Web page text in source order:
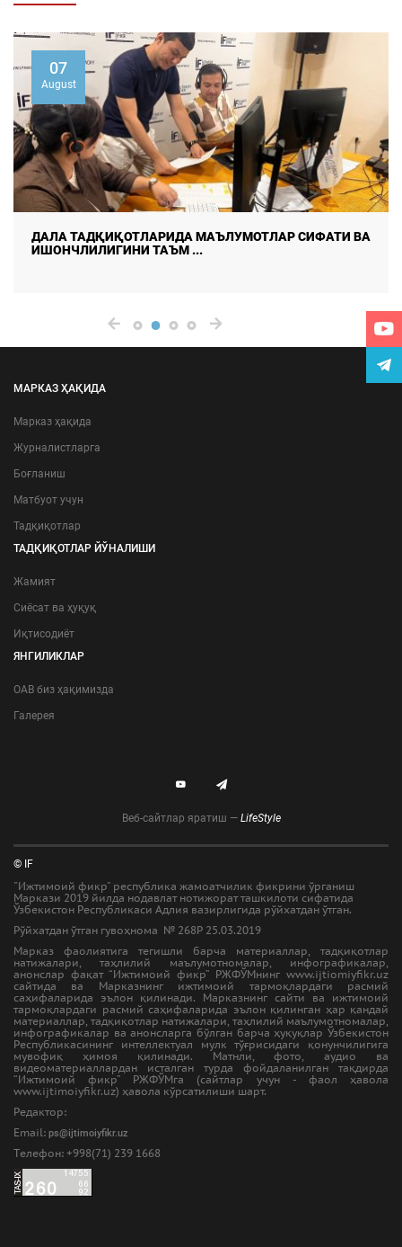
07
August
ДАЛА ТАДҚИҚОТЛАРИДА МАЪЛУМОТЛАР СИФАТИ ВА
ИШОНЧЛИЛИГИНИ ТАЪМ ...
МАРКАЗ ҲАҚИДА
Марказ ҳақида
Журналистларга
Боғланиш
Матбуот учун
Тадқиқотлар
ТАДҚИҚОТЛАР ЙЎНАЛИШИ
Жамият
Сиёсат ва ҳуқуқ
Иқтисодиёт
ЯНГИЛИКЛАР
ОАВ биз ҳақимизда
Галерея
Веб-сайтлар яратиш — LifeStyle
© IF
"Ижтимоий фикр" республика жамоатчилик фикрини ўрганиш
Маркази 2019 йилда нодавлат нотижорат ташкилоти сифатида
Ўзбекистон Республикаси Адлия вазирлигида рўйхатдан ўтган.
Рўйхатдан ўтган гувоҳнома № 268Р 25.03.2019
Марказ фаолиятига тегишли барча материаллар, тадқиқотлар
натижалари, таҳлилий маълумотномалар, инфографикалар,
анонслар фақат “Ижтимоий фикр” РЖФЎМнинг www.ijtiomiyfikr.uz
сайтида ва Марказнинг ижтимоий тармоқлардаги расмий
саҳифаларида эълон қилинади. Марказнинг сайти ва ижтимоий
тармоқлардаги расмий саҳифаларида эълон қилинган ҳар қандай
материаллар, тадқиқотлар натижалари, таҳлилий маълумотномалар,
инфографикалар ва анонсларга бўлган барча ҳуқуқлар Ўзбекистон
Республикасининг интеллектуал мулк тўғрисидаги қонунчилигига
мувофиқ ҳимоя қилинади. Матнли, фото, аудио ва
видеоматериаллардан исталган турда фойдаланилган тақдирда
“Ижтимоий фикр” РЖФЎМга (сайтлар учун - фаол ҳавола
www.ijtimoiyfikr.uz) ҳавола кўрсатилиши шарт.
Редактор:
Email: ps@ijtimoiyfikr.uz
Tелефон: +998(71) 239 1668